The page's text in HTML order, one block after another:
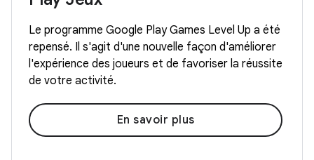
Le programme Google Play Games Level Up a été
repensé. Il s'agit d'une nouvelle façon d'améliorer
l'expérience des joueurs et de favoriser la réussite
de votre activité.
En savoir plus